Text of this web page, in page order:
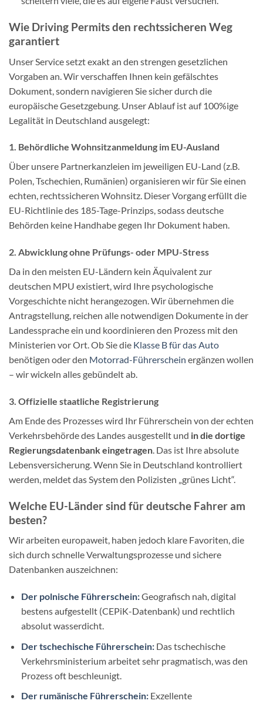
Wie Driving Permits den rechtssicheren Weg
garantiert
Unser Service setzt exakt an den strengen gesetzlichen
Vorgaben an. Wir verschaffen Ihnen kein gefälschtes
Dokument, sondern navigieren Sie sicher durch die
europäische Gesetzgebung. Unser Ablauf ist auf 100%ige
Legalität in Deutschland ausgelegt:
1. Behördliche Wohnsitzanmeldung im EU-Ausland
Über unsere Partnerkanzleien im jeweiligen EU-Land (z.B.
Polen, Tschechien, Rumänien) organisieren wir für Sie einen
echten, rechtssicheren Wohnsitz. Dieser Vorgang erfüllt die
EU-Richtlinie des 185-Tage-Prinzips, sodass deutsche
Behörden keine Handhabe gegen Ihr Dokument haben.
2. Abwicklung ohne Prüfungs- oder MPU-Stress
Da in den meisten EU-Ländern kein Äquivalent zur
deutschen MPU existiert, wird Ihre psychologische
Vorgeschichte nicht herangezogen. Wir übernehmen die
Antragstellung, reichen alle notwendigen Dokumente in der
Landessprache ein und koordinieren den Prozess mit den
Ministerien vor Ort. Ob Sie die Klasse B für das Auto
benötigen oder den Motorrad-Führerschein ergänzen wollen
– wir wickeln alles gebündelt ab.
3. Offizielle staatliche Registrierung
Am Ende des Prozesses wird Ihr Führerschein von der echten
Verkehrsbehörde des Landes ausgestellt und in die dortige
Regierungsdatenbank eingetragen. Das ist Ihre absolute
Lebensversicherung. Wenn Sie in Deutschland kontrolliert
werden, meldet das System den Polizisten „grünes Licht“.
Welche EU-Länder sind für deutsche Fahrer am
besten?
Wir arbeiten europaweit, haben jedoch klare Favoriten, die
sich durch schnelle Verwaltungsprozesse und sichere
Datenbanken auszeichnen:
Der polnische Führerschein:Geografisch nah, digital
bestens aufgestellt (CEPiK-Datenbank) und rechtlich
absolut wasserdicht.
Der tschechische Führerschein:Das tschechische
Verkehrsministerium arbeitet sehr pragmatisch, was den
Prozess oft beschleunigt.
Der rumänische Führerschein:Exzellente